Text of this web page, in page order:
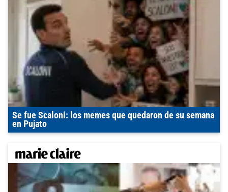
Se fue Scaloni: los memes que quedaron de su semana
en Pujato